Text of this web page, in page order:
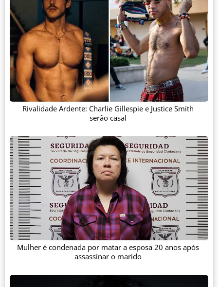
Rivalidade Ardente: Charlie Gillespie e Justice Smith
serão casal
Mulher é condenada por matar a esposa 20 anos após
assassinar o marido